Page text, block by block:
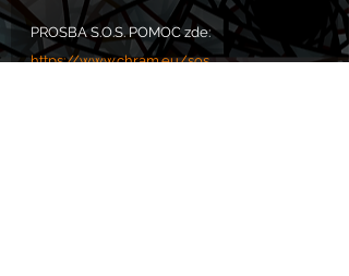
PROSBA S.O.S. POMOC zde:
https://www.chram.eu/sos